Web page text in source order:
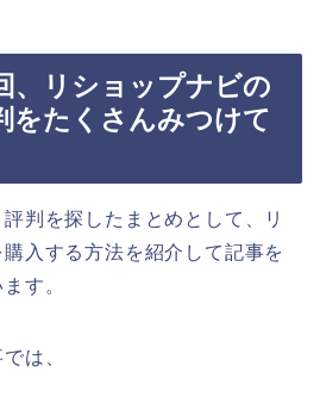
、リショップナビの
をたくさんみつけて
判を探したまとめとして、リ
入する方法を紹介して記事を
す。
は、